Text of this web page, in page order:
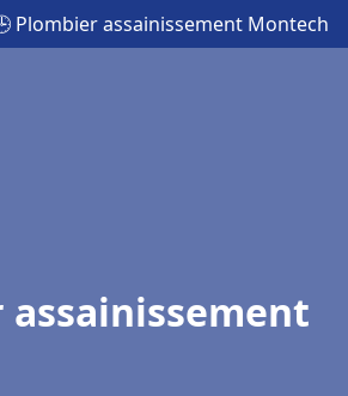
Plombier assainissement Montech
assainissement